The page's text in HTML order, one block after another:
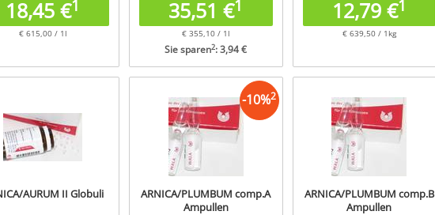
18,45 €1
€ 615,00 / 1l
35,51 €1
€ 355,10 / 1l
Sie sparen2: 3,94 €
12,79 €1
€ 639,50 / 1kg
AURUM II Globuli
ARNICA/PLUMBUM comp.A
Ampullen
-10%2
ARNICA/PLUMBUM comp.B
Ampullen